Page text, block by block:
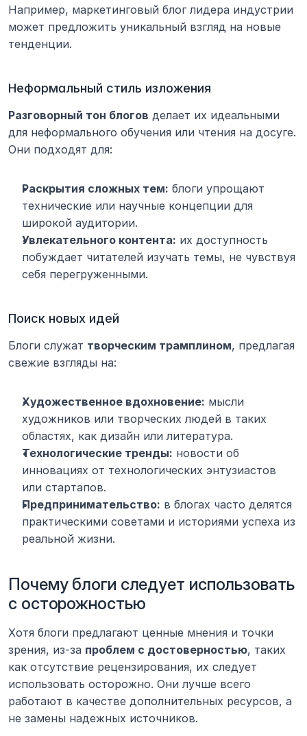
Например, маркетинговый блог лидера индустрии
может предложить уникальный взгляд на новые
тенденции.
Неформальный стиль изложения
Разговорный тон блогов делает их идеальными
для неформального обучения или чтения на досуге.
Они подходят для:
Раскрытия сложных тем: блоги упрощают
технические или научные концепции для
широкой аудитории.
Увлекательного контента: их доступность
побуждает читателей изучать темы, не чувствуя
себя перегруженными.
Поиск новых идей
Блоги служат творческим трамплином, предлагая
свежие взгляды на:
Художественное вдохновение: мысли
художников или творческих людей в таких
областях, как дизайн или литература.
Технологические тренды: новости об
инновациях от технологических энтузиастов
или стартапов.
Предпринимательство: в блогах часто делятся
практическими советами и историями успеха из
реальной жизни.
Почему блоги следует использовать
с осторожностью
Хотя блоги предлагают ценные мнения и точки
зрения, из-за проблем с достоверностью, таких
как отсутствие рецензирования, их следует
использовать осторожно. Они лучше всего
работают в качестве дополнительных ресурсов, а
не замены надежных источников.